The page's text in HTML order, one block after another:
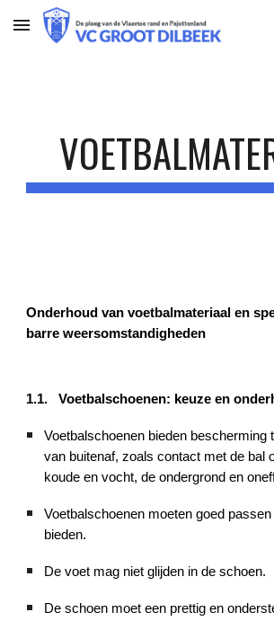
Skip to main content
Onderhoud van voetbalmateriaal en
barre weersomstandigheden
1.1. Voetbalschoenen: keuze en
Voetbalschoenen bieden bescherming
van buitenaf, zoals contact met de bal
koude en vocht, de ondergrond en
Voetbalschoenen moeten goed
bieden.
De voet mag niet glijden in de schoen.
De schoen moet een prettig en